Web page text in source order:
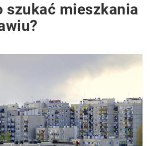
szukać mieszkania